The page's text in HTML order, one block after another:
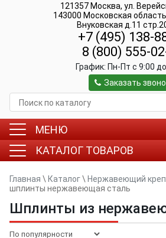
121357 Москва, ул.
143000 Московская
Внуковская д.11
+7 (495) 138-
8 (800) 555-
График: Пн-Пт c 9:00
Заказать
МЕНЮ
КАТАЛОГ ТОВАРОВ
Главная \ Каталог\ Нержавеющий
шплинты нержавеющая сталь
Шплинты из